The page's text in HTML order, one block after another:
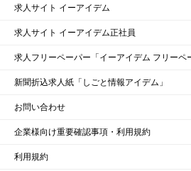
求人サイト イーアイデム
求人サイト イーアイデム正社員
求人フリーペーパー「イーアイデム フリーペ
新聞折込求人紙「しごと情報アイデム」
お問い合わせ
企業様向け重要確認事項・利用規約
利用規約